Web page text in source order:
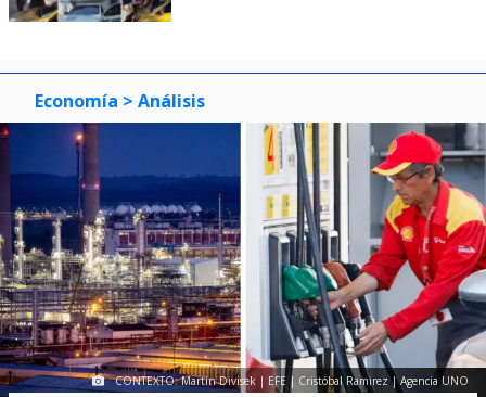
Economía > Análisis
CONTEXTO: Martin Divisek | EFE | Cristóbal Ramirez | Agencia UNO